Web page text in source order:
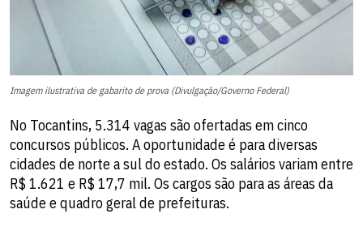
Imagem ilustrativa de gabarito de prova (Divulgação/Governo Federal)
No Tocantins, 5.314 vagas são ofertadas em cinco
concursos públicos. A oportunidade é para diversas
cidades de norte a sul do estado. Os salários variam entre
R$ 1.621 e R$ 17,7 mil. Os cargos são para as áreas da
saúde e quadro geral de prefeituras.